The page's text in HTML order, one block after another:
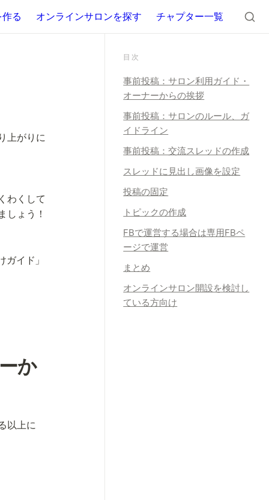
る オンラインサロンを探す チャプター一覧
上がりに
わくして
しょう！
イド」
か
以上に
目次
事前投稿：サロン利用ガイド・
オーナーからの挨拶
事前投稿：サロンのルール、ガ
イドライン
事前投稿：交流スレッドの作成
スレッドに見出し画像を設定
投稿の固定
トピックの作成
FBで運営する場合は専用FBペ
ージで運営
まとめ
オンラインサロン開設を検討し
ている方向け